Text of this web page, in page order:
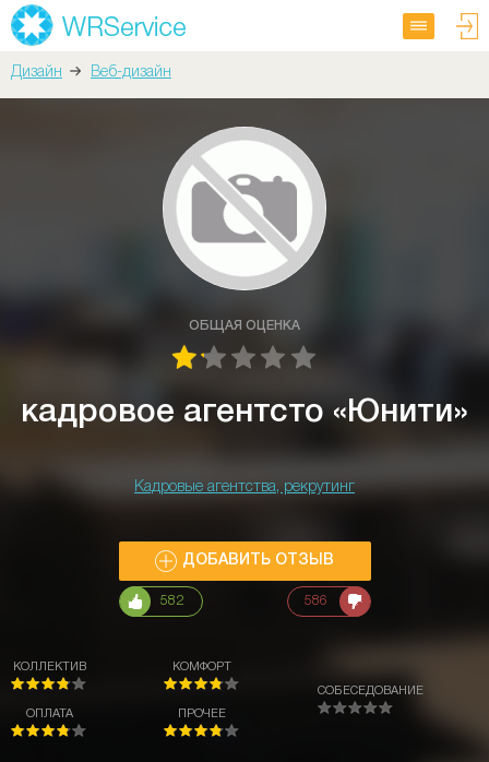
Дизайн Веб-дизайн
ОБЩАЯ ОЦЕНКА
кадровое агентсто «Юнити»
Кадровые агентства, рекрутинг
ДОБАВИТЬ ОТЗЫВ
582 586
КОЛЛЕКТИВ
ОПЛАТА
КОМФОРТ
ПРОЧЕЕ
СОБЕСЕДОВАНИЕ